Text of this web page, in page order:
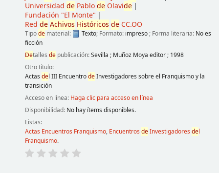
Universidad dePablodeOlavide
Fundación "El Monte"
Red de Achivos Históricos deCC.OO
Tipodematerial: Texto; Formato: impreso ; Forma literaria: No es
ficción
Detalles depublicación:Sevilla ; Muñoz Moya editor; 1998
Otro título:
Actas del III EncuentrodeInvestigadores sobre el Franquismo y la
transición
Acceso en línea: Haga clic para acceso en línea
Disponibilidad: No hay ítems disponibles.
Listas:
Actas Encuentros Franquismo, EncuentrosdeInvestigadoresdel
Franquismo.